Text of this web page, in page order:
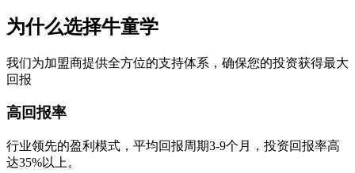
为什么选择牛童学
我们为加盟商提供全方位的支持体系，确保您的投资获得最大
回报
高回报率
行业领先的盈利模式，平均回报周期3-9个月，投资回报率高
达35%以上。